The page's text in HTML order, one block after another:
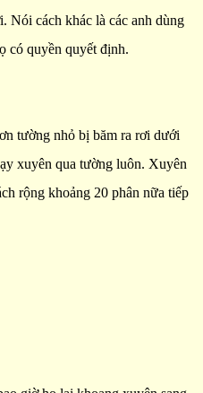
Nói cách khác là các anh dùng
có quyền quyết định.
tường nhỏ bị băm ra rơi dưới
xuyên qua tường luôn. Xuyên
rộng khoảng 20 phân nữa tiếp